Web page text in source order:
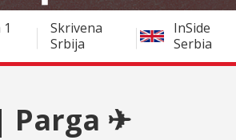
Skrivena
Srbija
InSide
Serbia
Parga ✈